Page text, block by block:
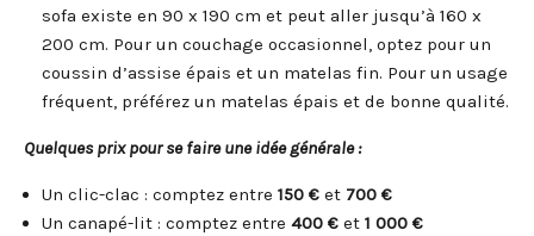
sofa existe en 90 x 190 cm et peut aller jusqu’à 160 x
200 cm. Pour un couchage occasionnel, optez pour un
coussin d’assise épais et un matelas fin. Pour un usage
fréquent, préférez un matelas épais et de bonne qualité.
Quelques prix pour se faire une idée générale :
Un clic-clac : comptez entre 150 € et 700 €
Un canapé-lit : comptez entre 400 € et 1 000 €